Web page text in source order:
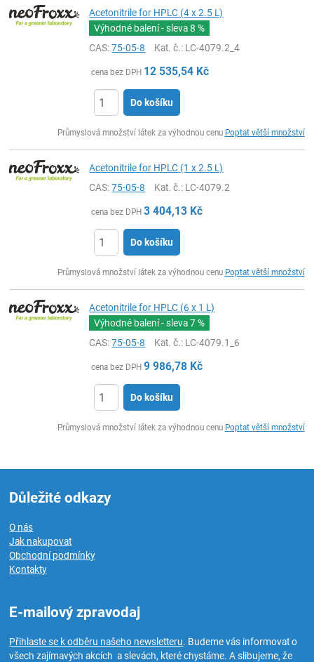
Acetonitrile for HPLC (4 x 2.5 L)
Výhodné balení - sleva8 %
CAS:75-05-8 Kat. č.: LC-4079.2_4
cena bez DPH 12 535,54 Kč
Do košíku
Průmyslová množství látek za výhodnou cenu Poptat větší množství
Acetonitrile for HPLC (1 x 2.5 L)
CAS:75-05-8 Kat. č.: LC-4079.2
cena bez DPH 3 404,13 Kč
Do košíku
Průmyslová množství látek za výhodnou cenu Poptat větší množství
Acetonitrile for HPLC (6 x 1 L)
Výhodné balení - sleva7 %
CAS:75-05-8 Kat. č.: LC-4079.1_6
cena bez DPH 9 986,78 Kč
Do košíku
Průmyslová množství látek za výhodnou cenu Poptat větší množství
Důležité odkazy
O nás
Jak nakupovat
Obchodní podmínky
Kontakty
E-mailový zpravodaj
Přihlaste se k odběru našeho newsletteru. Budeme vás informovat o
všech zajímavých akcích a slevách, které chystáme. A slibujeme, že